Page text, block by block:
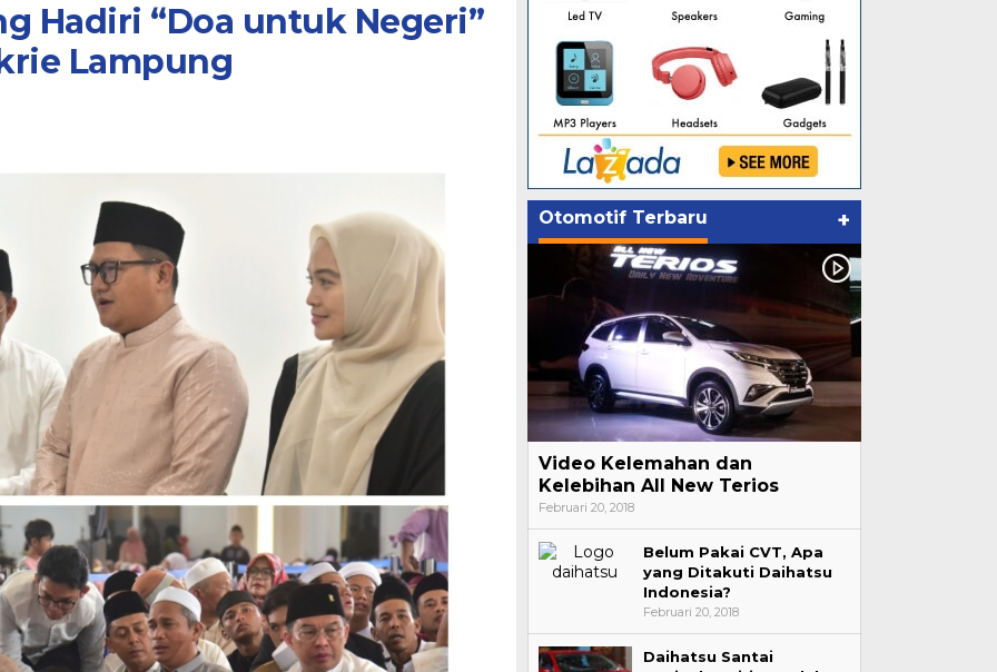
Hadiri “Doa untuk Negeri”
Lampung
Otomotif Terbaru +
Video Kelemahan dan
Kelebihan All New Terios
Februari 20, 2018
Belum Pakai CVT, Apa
yang Ditakuti Daihatsu
Indonesia?
Februari 20, 2018
Daihatsu Santai